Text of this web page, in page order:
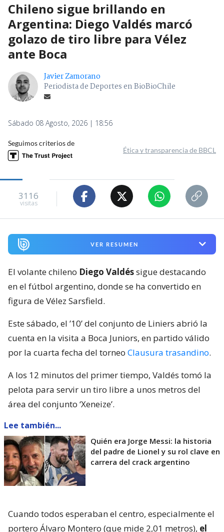
Chileno sigue brillando en
Argentina: Diego Valdés marcó
golazo de tiro libre para Vélez
ante Boca
Javier Zamorano
Periodista de Deportes en BioBioChile
Sábado 08 Agosto, 2026 | 18:56
Seguimos criterios de
Ética y transparencia de BBCL
3116
visitas
VER RESUMEN
El volante chileno Diego Valdéssigue destacando
en el fútbol argentino, donde se ha convertido en
figura de Vélez Sarsfield.
Este sábado, el ’10’ del conjunto de Liniers abrió la
cuenta en la visita a Boca Juniors, en partido válido
por la cuarta fecha del torneo Clausura trasandino.
A los 12 minutos del primer tiempo, Valdés tomó la
pelota para servir un tiro libre a unos metros del
área del conjunto ‘Xeneize’.
Lee también...
Quién era Jorge Messi: la historia
del padre de Lionel y su rol clave en
carrera del crack argentino
Cuando todos esperaban el centro, especialmente el
portero Álvaro Montero (que mide 2,01 metros), el